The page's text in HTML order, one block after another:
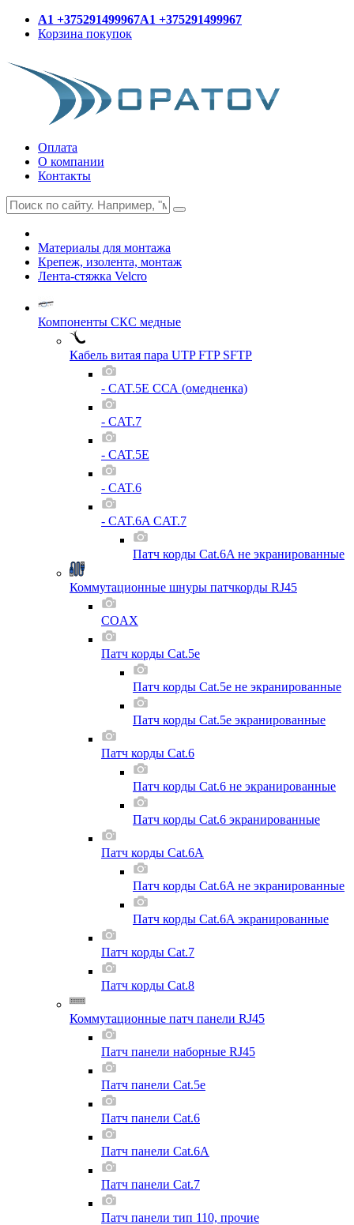
A1 +375291499967A1 +375291499967
Корзина покупок
Оплата
О компании
Контакты
Материалы для монтажа
Крепеж, изолента, монтаж
Лента-стяжка Velcro
Компоненты СКС медные
Кабель витая пара UTP FTP SFTP
- CAT.5E ССА (омедненка)
- CAT.7
- CAT.5E
- CAT.6
- CAT.6A CAT.7
Патч корды Cat.6A не экранированные
Коммутационные шнуры патчкорды RJ45
COAX
Патч корды Cat.5e
Патч корды Cat.5e не экранированные
Патч корды Cat.5e экранированные
Патч корды Cat.6
Патч корды Cat.6 не экранированные
Патч корды Cat.6 экранированные
Патч корды Cat.6A
Патч корды Cat.6A не экранированные
Патч корды Cat.6A экранированные
Патч корды Cat.7
Патч корды Cat.8
Коммутационные патч панели RJ45
Патч панели наборные RJ45
Патч панели Cat.5e
Патч панели Cat.6
Патч панели Cat.6A
Патч панели Cat.7
Патч панели тип 110, прочие